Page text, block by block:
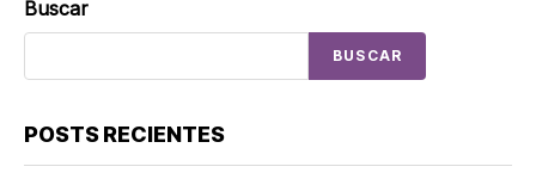
Buscar
BUSCAR
POSTS RECIENTES